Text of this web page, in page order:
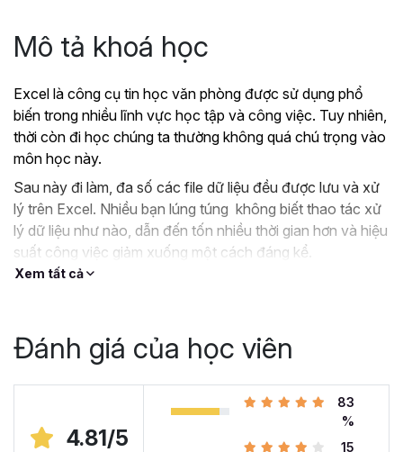
Mô tả khoá học
Excel là công cụ tin học văn phòng được sử dụng phổ
biến trong nhiều lĩnh vực học tập và công việc. Tuy nhiên,
thời còn đi học chúng ta thường không quá chú trọng vào
môn học này.
Sau này đi làm, đa số các file dữ liệu đều được lưu và xử
lý trên Excel. Nhiều bạn lúng túng không biết thao tác xử
lý dữ liệu như nào, dẫn đến tốn nhiều thời gian hơn và hiệu
suất công việc giảm xuống một cách đáng kể.
?Nếu như bạn:
Hoặc trước đây chỉ học lý thuyết nên không biết
Hoặc đã có kiến thức cơ bản về Excel và đang
muốn nâng cao kỹ năng của mình lên.
Xem tất cả
Đánh giá của học viên
4.81/5
83
%
15